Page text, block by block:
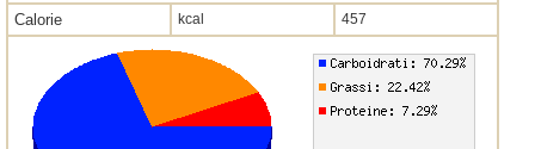
Calorie kcal 457